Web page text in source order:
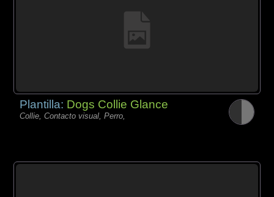
Plantilla: Dogs Collie Glance
Collie, Contacto visual, Perro,